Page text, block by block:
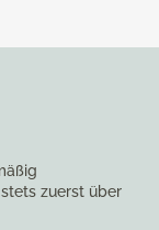
zuerst über